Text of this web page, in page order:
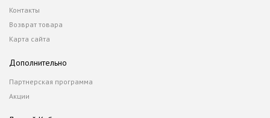
Контакты
Возврат товара
Карта сайта
Дополнительно
Партнерская программа
Акции